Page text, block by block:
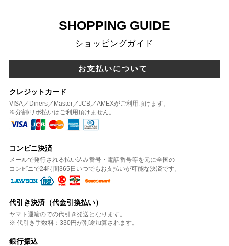
SHOPPING GUIDE
ショッピングガイド
お支払いについて
クレジットカード
VISA／Diners／Master／JCB／AMEXがご利用頂けます。
※分割/リボ払いはご利用頂けません。
コンビニ決済
メールで発行される払い込み番号・電話番号等を元に全国の
コンビニで24時間365日いつでもお支払いが可能な決済です。
代引き決済（代金引換払い）
ヤマト運輸のでの代引き発送となります。
※ 代引き手数料：330円が別途加算されます。
銀行振込